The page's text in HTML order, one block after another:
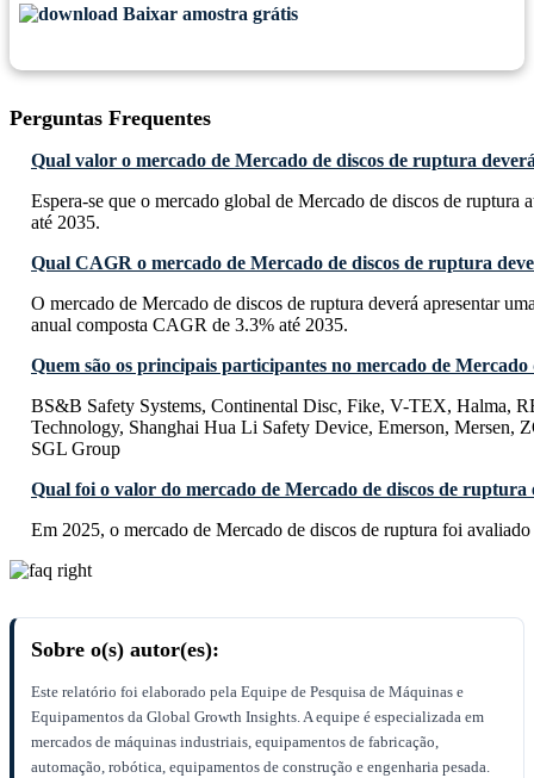
Baixar amostra grátis
Perguntas Frequentes
Qual valor o mercado de Mercado de discos de ruptura
Espera-se que o mercado global de Mercado de discos de
até 2035.
Qual CAGR o mercado de Mercado de discos de ruptura
O mercado de Mercado de discos de ruptura deverá apresentar
anual composta CAGR de 3.3% até 2035.
Quem são os principais participantes no mercado de
BS&B Safety Systems, Continental Disc, Fike, V-TEX, Halma,
Technology, Shanghai Hua Li Safety Device, Emerson, Mersen,
SGL Group
Qual foi o valor do mercado de Mercado de discos de ruptura
Em 2025, o mercado de Mercado de discos de ruptura foi
Sobre o(s) autor(es):
Este relatório foi elaborado pela Equipe de Pesquisa de Máquinas e
Equipamentos da Global Growth Insights. A equipe é especializada em
mercados de máquinas industriais, equipamentos de fabricação,
automação, robótica, equipamentos de construção e engenharia pesada.